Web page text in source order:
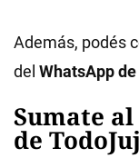
Además, podés
del WhatsApp
Sumate
de